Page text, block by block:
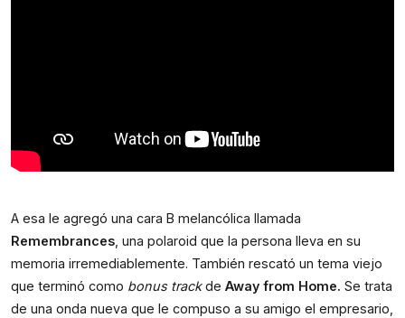
Remembrances, una polaroid que la persona lleva en su
memoria irremediablemente. También rescató un tema viejo
que terminó como bonus track de Away from Home. Se trata
de una onda nueva que le compuso a su amigo el empresario,